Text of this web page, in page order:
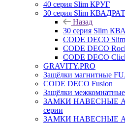
40 серия Slim КРУГ
30 серия Slim КВАДРАТ
Назад
30 серия Slim
CODE DECO
CODE DECO
CODE DECO
GRAVITY.PRO
Защёлки магнитные
CODE DECO Fusion
Защёлки
ЗАМКИ НАВЕСНЫЕ
серии
ЗАМКИ НАВЕСНЫЕ